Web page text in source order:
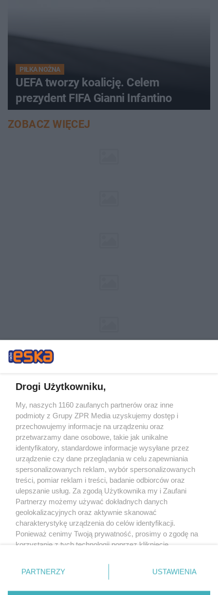
PIŁKA NOŻNA
UEFA tworzy koalicję. Celem
prezydent FIFA Gianni Infantino
ZOBACZ WIĘCEJ
Żaden utwór zamieszczony w serwisie nie może być powielany i
rozpowszechniany lub dalej rozpowszechniany w jakikolwiek sposób (w
tym także elektroniczny lub mechaniczny) na jakimkolwiek polu
eksploatacji w jakiejkolwiek formie, włącznie z umieszczaniem w Internecie
bez pisemnej zgody właściciela praw. Jakiekolwiek użycie lub
wykorzystanie utworów w całości lub w części z naruszeniem prawa, tzn.
bez właściwej zgody, jest zabronione pod groźbą kary i może być ścigane
prawnie.
O nas
Drogi Użytkowniku,
My, naszych 1160 zaufanych partnerów oraz inne
podmioty z Grupy ZPR Media uzyskujemy dostęp i
przechowujemy informacje na urządzeniu oraz
przetwarzamy dane osobowe, takie jak unikalne
identyfikatory, standardowe informacje wysyłane przez
urządzenie czy dane przeglądania w celu zapewniania
spersonalizowanych reklam, wybór spersonalizowanych
treści, pomiar reklam i treści, badanie odbiorców oraz
ulepszanie usług. Za zgodą Użytkownika my i Zaufani
Partnerzy możemy używać dokładnych danych
geolokalizacyjnych oraz aktywnie skanować
charakterystykę urządzenia do celów identyfikacji.
Ponieważ cenimy Twoją prywatność, prosimy o zgodę na
korzystanie z tych technologii poprzez kliknięcie
zmienić/wycofać klikając przycisk ustawień prywatności
znajdujący się w lewym dolnym rogu strony
rodzaje przetwarzania danych nie wymagają zgody
PARTNERZY USTAWIENIA